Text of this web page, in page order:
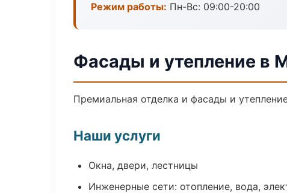
Режим работы: Пн-Вс: 09:00-20:00
Фасады и утепление в
Премиальная отделка и фасады и
Наши услуги
Окна, двери, лестницы
Инженерные сети: отопление, вода,